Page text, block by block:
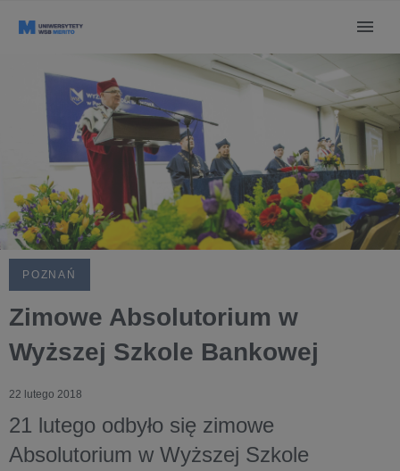
POZNAŃ
Zimowe Absolutorium w
Wyższej Szkole Bankowej
22 lutego 2018
21 lutego odbyło się zimowe
Absolutorium w Wyższej Szkole